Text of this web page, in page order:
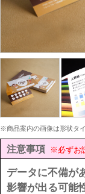
※商品案内の画像は形状タ
注意事項 ※必ずお
データに不備が
影響が出る可能